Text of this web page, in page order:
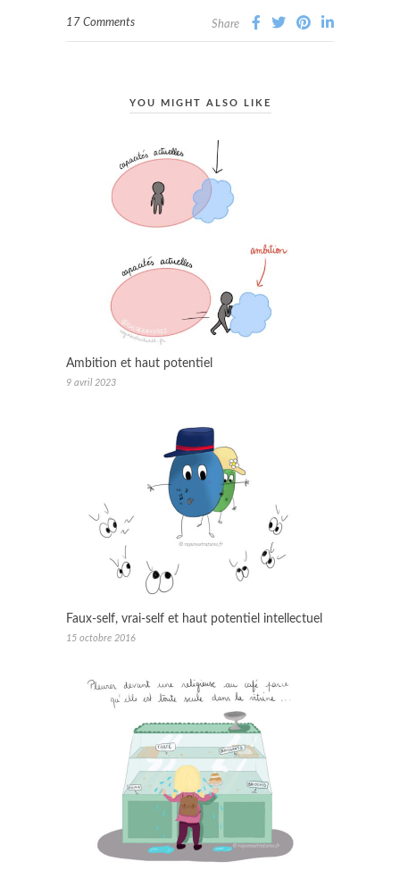
17 Comments Share
YOU MIGHT ALSO LIKE
Ambition et haut potentiel
9 avril 2023
Faux-self, vrai-self et haut potentiel intellectuel
15 octobre 2016